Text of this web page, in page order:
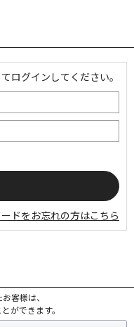
ログインしてください。
ドをお忘れの方はこちら
客様は、
ができます。